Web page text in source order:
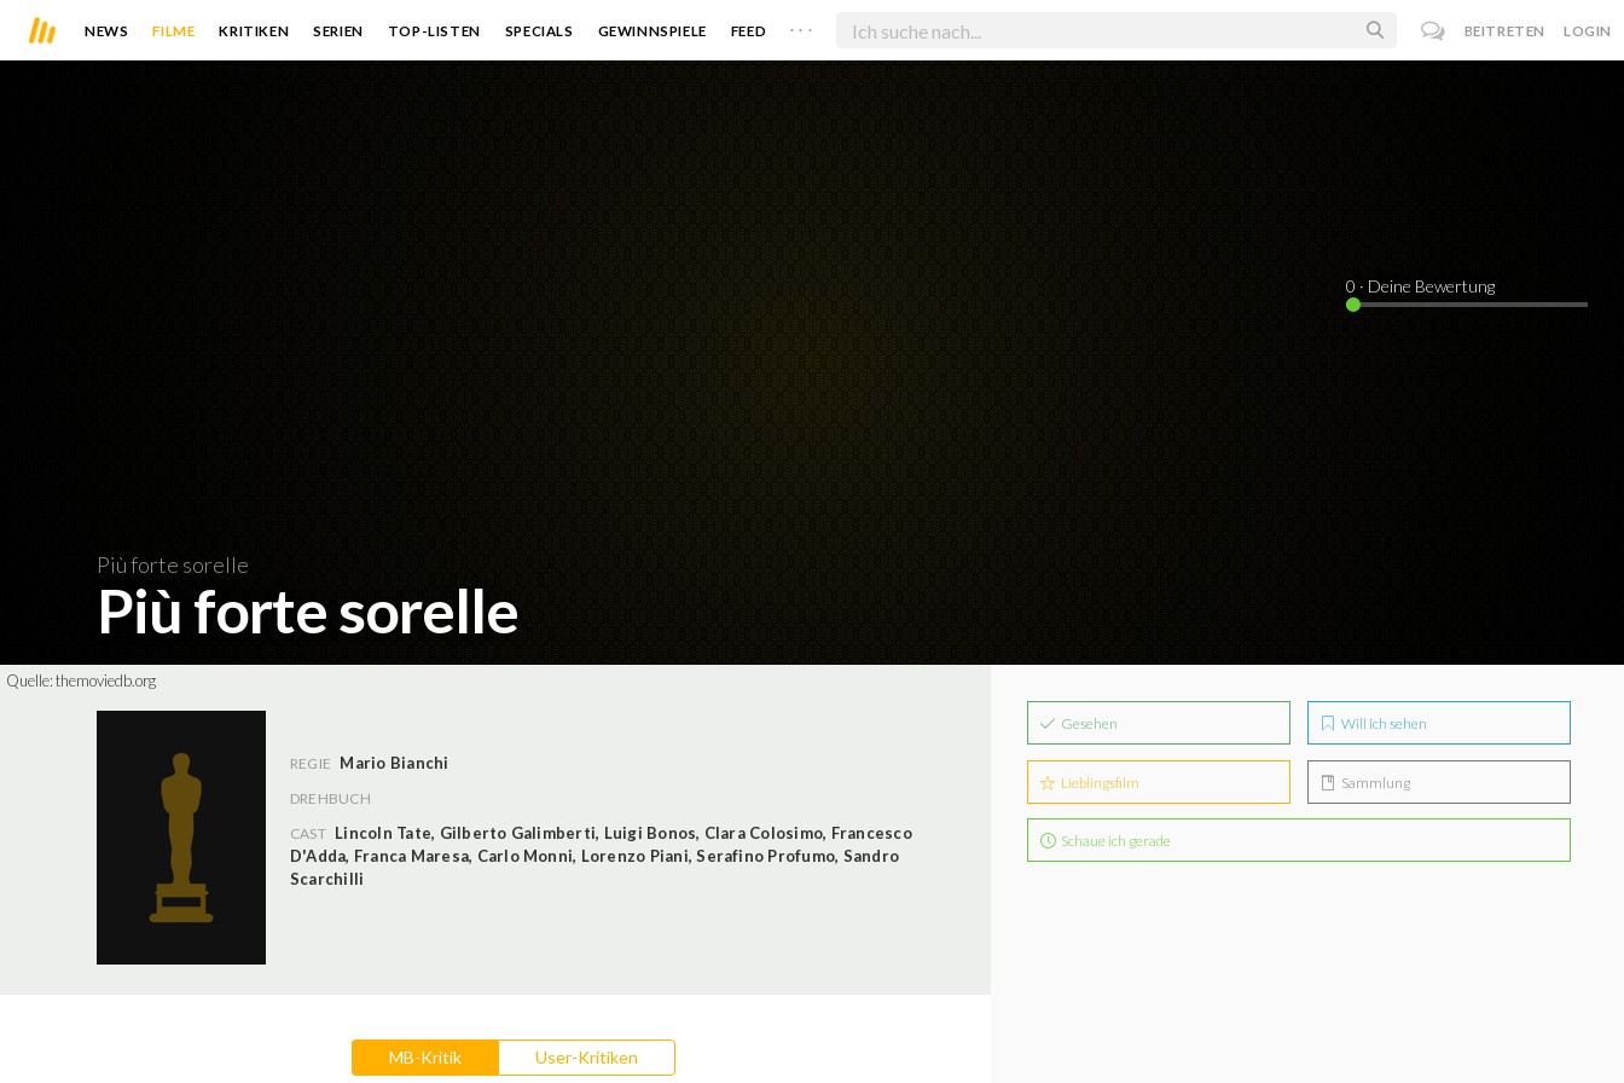
NEWS FILME KRITIKEN SERIEN TOP-LISTEN SPECIALS GEWINNSPIELE FEED . . . BEITRETEN LOGIN
Più forte sorelle
Più forte sorelle
0 · Deine Bewertung
Quelle:themoviedb.org
REGIE Mario Bianchi
DREHBUCH
CAST Lincoln Tate, Gilberto Galimberti, Luigi Bonos, Clara Colosimo, Francesco
D'Adda, Franca Maresa, Carlo Monni, Lorenzo Piani,Serafino Profumo, Sandro
Scarchilli
MB-Kritik User-Kritiken
Gesehen Will ich sehen
Lieblingsfilm Sammlung
Schaue ich gerade